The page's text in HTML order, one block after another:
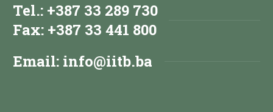
Tel.: +387 33 289 730
Fax: +387 33 441 800
Email: info@iitb.ba